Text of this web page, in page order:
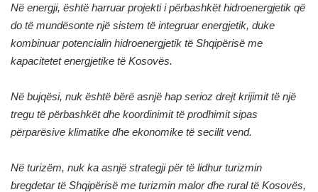
Në energji, është harruar projekti i përbashkët hidroenergjetik që
do të mundësonte një sistem të integruar energjetik, duke
kombinuar potencialin hidroenergjetik të Shqipërisë me
kapacitetet energjetike të Kosovës.
Në bujqësi, nuk është bërë asnjë hap serioz drejt krijimit të një
tregu të përbashkët dhe koordinimit të prodhimit sipas
përparësive klimatike dhe ekonomike të secilit vend.
Në turizëm, nuk ka asnjë strategji për të lidhur turizmin
bregdetar të Shqipërisë me turizmin malor dhe rural të Kosovës,